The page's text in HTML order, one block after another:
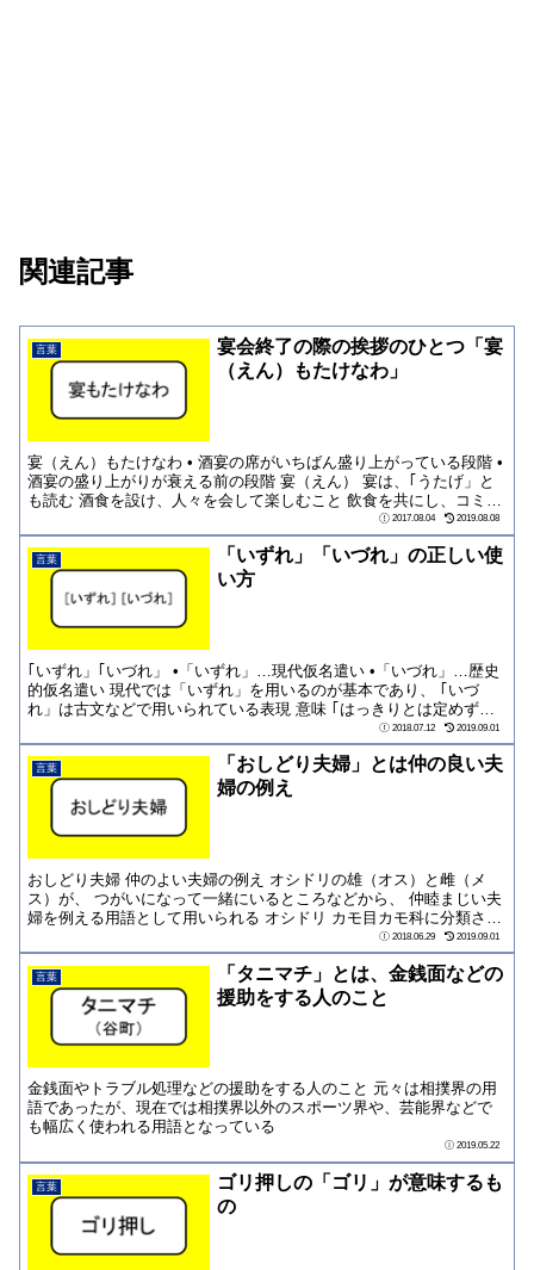
関連記事
言葉
宴会終了の際の挨拶のひとつ「宴
（えん）もたけなわ」
宴（えん）もたけなわ • 酒宴の席がいちばん盛り上がっている段階 •
酒宴の盛り上がりが衰える前の段階 宴（えん） 宴は、｢うたげ」と
も読む 酒食を設け、人々を会して楽しむこと 飲食を共にし、コミュ
2017.08.04 2019.08.08
言葉
「いずれ」「いづれ」の正しい使
い方
｢いずれ」｢いづれ」 •「いずれ」…現代仮名遣い •「いづれ」…歴史
的仮名遣い 現代では「いずれ」を用いるのが基本であり、 ｢いづ
れ」は古文などで用いられている表現 意味 ｢はっきりとは定めず
2018.07.12 2019.09.01
言葉
「おしどり夫婦」とは仲の良い夫
婦の例え
おしどり夫婦 仲のよい夫婦の例え オシドリの雄（オス）と雌（メ
ス）が、 つがいになって一緒にいるところなどから、 仲睦まじい夫
婦を例える用語として用いられる オシドリ カモ目カモ科に分類され
2018.06.29 2019.09.01
言葉
「タニマチ」とは、金銭面などの
援助をする人のこと
金銭面やトラブル処理などの援助をする人のこと 元々は相撲界の用
語であったが、現在では相撲界以外のスポーツ界や、芸能界などで
も幅広く使われる用語となっている
2019.05.22
言葉
ゴリ押しの「ゴリ」が意味するも
の